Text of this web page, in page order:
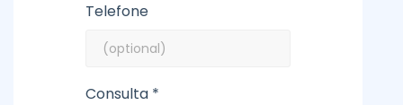
Telefone
Consulta *